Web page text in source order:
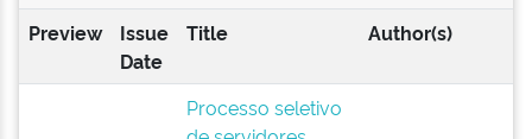
Preview
Issue
Date
Title Author(s)
Processo seletivo